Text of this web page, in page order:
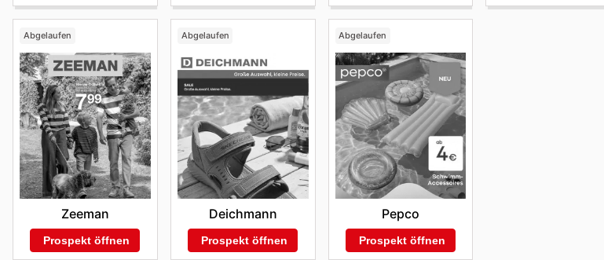
Abgelaufen
Zeeman
Prospekt öffnen
Abgelaufen
Deichmann
Prospekt öffnen
Abgelaufen
Pepco
Prospekt öffnen